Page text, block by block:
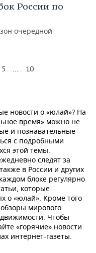
России по
очередной
5 ... 10
новости о «юлай»? На
время» можно не
и познавательные
с подробными
этой темы.
следят за
в России и других
блоке регулярно
которые
о «юлай». Кроме того
мирового
Чтобы
«горячие» новости
интернет-газеты.